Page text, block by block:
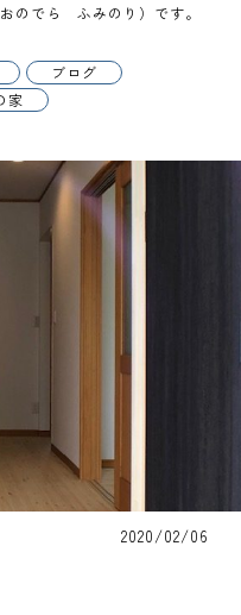
のでら ふみのり）です。
ブログ
家
2020/02/06